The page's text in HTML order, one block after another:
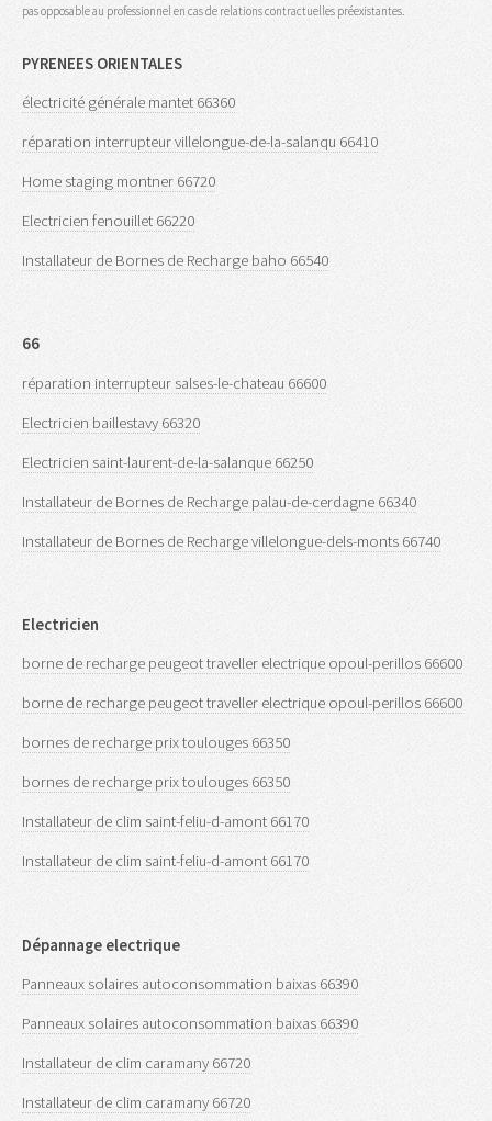
pas opposable au professionnel en cas de relations contractuelles préexistantes.
PYRENEES ORIENTALES
électricité générale mantet 66360
réparation interrupteur villelongue-de-la-salanqu 66410
Home staging montner 66720
Electricien fenouillet 66220
Installateur de Bornes de Recharge baho 66540
66
réparation interrupteur salses-le-chateau 66600
Electricien baillestavy 66320
Electricien saint-laurent-de-la-salanque 66250
Installateur de Bornes de Recharge palau-de-cerdagne 66340
Installateur de Bornes de Recharge villelongue-dels-monts 66740
Electricien
borne de recharge peugeot traveller electrique opoul-perillos 66600
borne de recharge peugeot traveller electrique opoul-perillos 66600
bornes de recharge prix toulouges 66350
bornes de recharge prix toulouges 66350
Installateur de clim saint-feliu-d-amont 66170
Installateur de clim saint-feliu-d-amont 66170
Dépannage electrique
Panneaux solaires autoconsommation baixas 66390
Panneaux solaires autoconsommation baixas 66390
Installateur de clim caramany 66720
Installateur de clim caramany 66720